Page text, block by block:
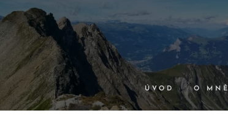
ÚVOD O MNĚ